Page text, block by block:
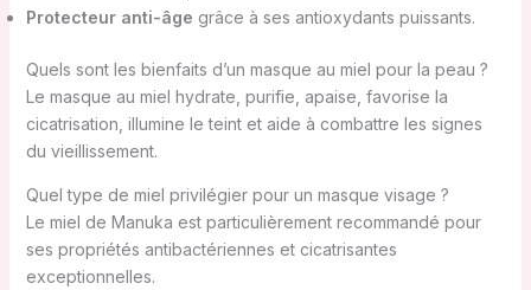
Protecteur anti-âge grâce à ses antioxydants puissants.
Quels sont les bienfaits d’un masque au miel pour la peau ?
Le masque au miel hydrate, purifie, apaise, favorise la
cicatrisation, illumine le teint et aide à combattre les signes
du vieillissement.
Quel type de miel privilégier pour un masque visage ?
Le miel de Manuka est particulièrement recommandé pour
ses propriétés antibactériennes et cicatrisantes
exceptionnelles.